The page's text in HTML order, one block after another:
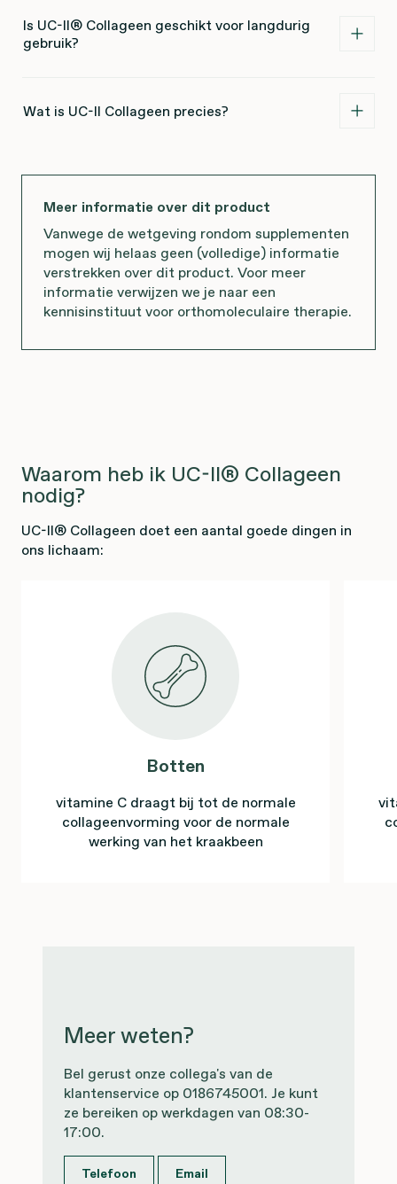
Is UC-II® Collageen geschikt voor langdurig
gebruik?
Wat is UC-II Collageen precies?
Meer informatie over dit product
Vanwege de wetgeving rondom supplementen
mogen wij helaas geen (volledige) informatie
verstrekken over dit product. Voor meer
informatie verwijzen we je naar een
kennisinstituut voor orthomoleculaire therapie.
Waarom heb ik UC-II® Collageen
nodig?
UC-II® Collageen doet een aantal goede dingen in
ons lichaam:
Botten
vitamine C draagt bij tot de normale
collageenvorming voor de normale
werking van het kraakbeen
Meer weten?
Bel gerust onze collega's van de
klantenservice op 0186745001. Je kunt
ze bereiken op werkdagen van 08:30-
17:00.
Telefoon
Email